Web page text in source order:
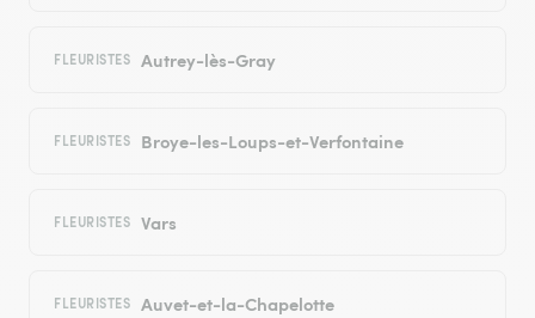
FLEURISTES Autrey-lès-Gray
FLEURISTES Broye-les-Loups-et-Verfontaine
FLEURISTES Vars
FLEURISTES Auvet-et-la-Chapelotte